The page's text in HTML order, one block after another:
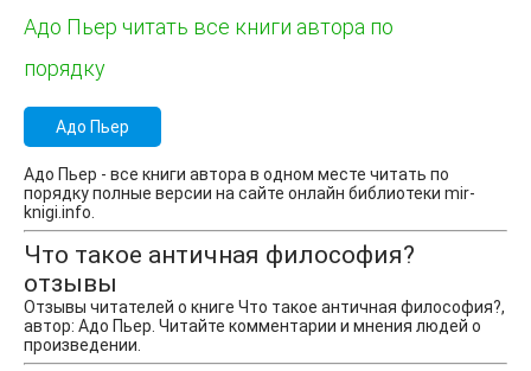
Адо Пьер читать все книги автора по
порядку
Адо Пьер
Адо Пьер - все книги автора в одном месте читать по
порядку полные версии на сайте онлайн библиотеки mir-
knigi.info.
Что такое античная философия?
отзывы
Отзывы читателей о книге Что такое античная философия?,
автор: Адо Пьер. Читайте комментарии и мнения людей о
произведении.